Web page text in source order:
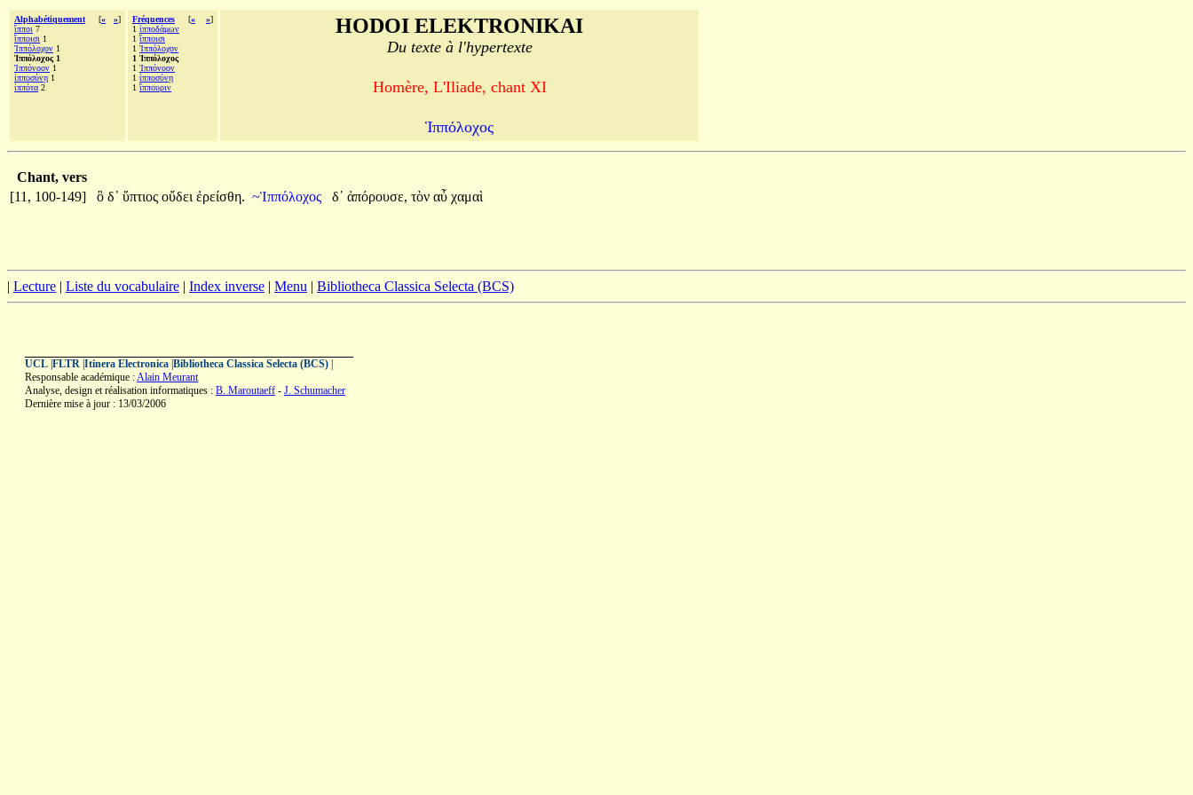
Alphabétiquement [« »]
ἵπποι 7
ἵπποισι 1
Ἱππόλοχον 1
Ἱππόλοχος 1
Ἱππόνοον 1
ἱπποσύνῃ 1
ἱππότα 2
Fréquences [« »]
1 ἱπποδάμων
1 ἵπποισι
1 Ἱππόλοχον
1 Ἱππόλοχος
1 Ἱππόνοον
1 ἱπποσύνῃ
1 ἵππουριν
HODOI ELEKTRONIKAI
Du texte à l'hypertexte
Homère, L'Iliade, chant XI
Ἱππόλοχος
Chant, vers
[11, 100-149]
ὃ δ᾽ ὕπτιος οὔδει ἐρείσθη. ~Ἱππόλοχος δ᾽ ἀπόρουσε, τὸν αὖ χαμαὶ
| Lecture | Liste du vocabulaire | Index inverse | Menu | Bibliotheca Classica Selecta (BCS)
UCL FLTR Itinera Electronica Bibliotheca Classica Selecta (BCS)
Responsable académique :Alain Meurant
Analyse, design et réalisation informatiques : B. Maroutaeff - J. Schumacher
Dernière mise à jour : 13/03/2006